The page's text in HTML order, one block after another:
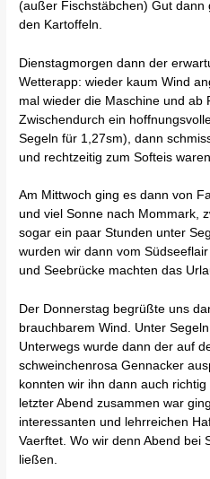
(außer Fischstäbchen) Gut dann
den Kartoffeln.
Dienstagmorgen dann der
Wetterapp: wieder kaum Wind
mal wieder die Maschine und ab
Zwischendurch ein
Segeln für 1,27sm), dann
und rechtzeitig zum Softeis
Am Mittwoch ging es dann von
und viel Sonne nach Mommark,
sogar ein paar Stunden unter
wurden wir dann vom
und Seebrücke machten das
Der Donnerstag begrüßte uns
brauchbarem Wind. Unter
Unterwegs wurde dann der auf
schweinchenrosa Gennacker
konnten wir ihn dann auch
letzter Abend zusammen war
interessanten und lehrreichen
Vaerftet. Wo wir denn Abend bei
ließen.